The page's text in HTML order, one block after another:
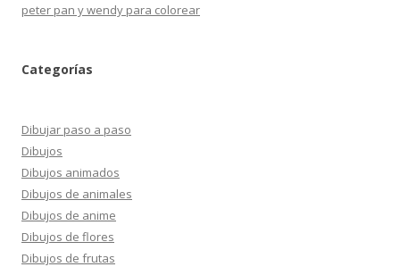
peter pan y wendy para colorear
Categorías
Dibujar paso a paso
Dibujos
Dibujos animados
Dibujos de animales
Dibujos de anime
Dibujos de flores
Dibujos de frutas